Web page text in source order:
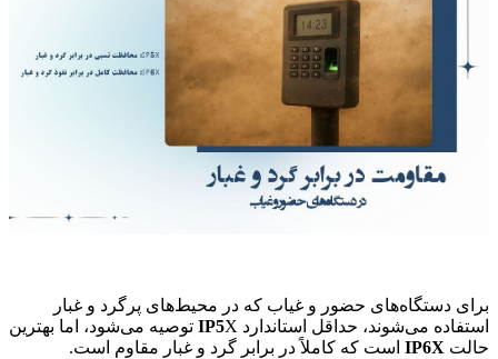
برای دستگاه‌های حضور و غیاب که در محیط‌های پرگرد و غبار
استفاده می‌شوند، حداقل استاندارد
IP5 X توصیه می‌شود، اما بهترین
حالت IP6X است که کاملاً در برابر گرد و غبار مقاوم است.